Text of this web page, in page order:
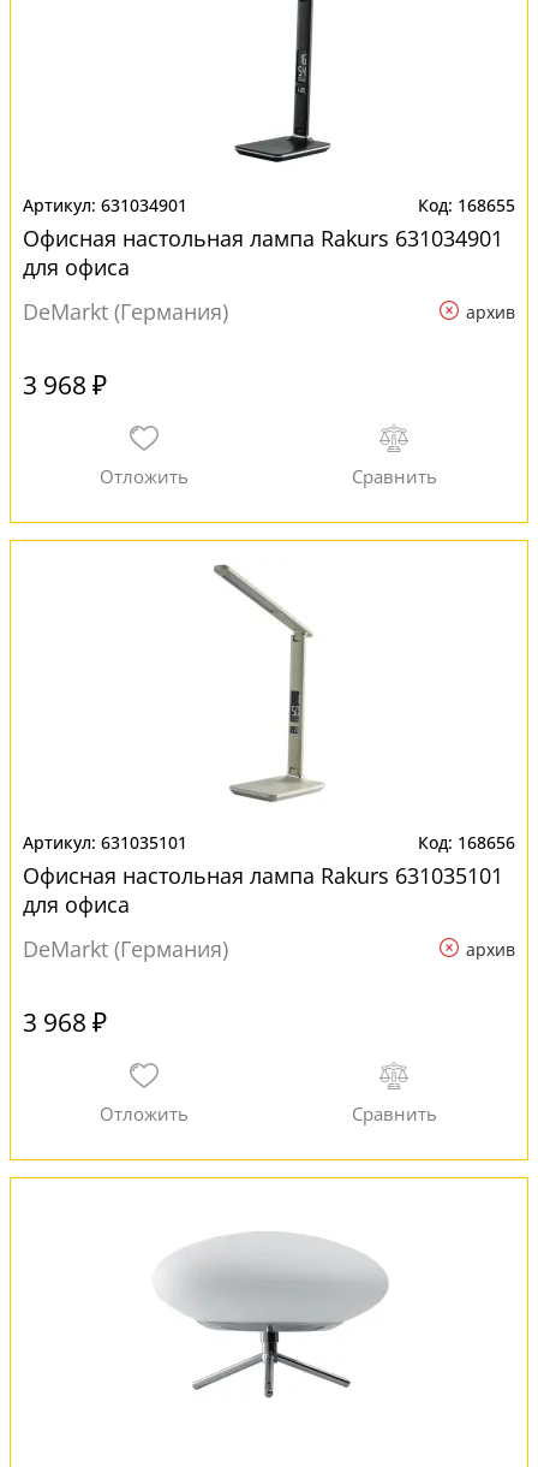
631034901 168655
Офисная настольная лампа Rakurs 631034901
для офиса
DeMarkt (Германия)
архив
3 968 ₽
631035101 168656
Офисная настольная лампа Rakurs 631035101
для офиса
DeMarkt (Германия)
архив
3 968 ₽